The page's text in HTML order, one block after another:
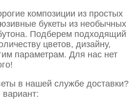
композиции из простых
букеты из необычных
Подберем подходящий
цветов, дизайну,
параметрам. Для нас нет
в нашей службе доставки?